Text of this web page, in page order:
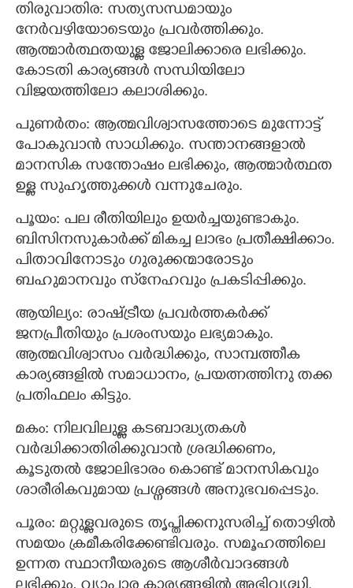
തിരുവാതിര: സത്യസന്ധമായും
നേർവഴിയോടെയും പ്രവർത്തിക്കും.
ആത്മാർത്ഥതയുള്ള ജോലിക്കാരെ ലഭിക്കും.
കോടതി കാര്യങ്ങൾ സന്ധിയിലോ
വിജയത്തിലോ കലാശിക്കും.
പുണർതം: ആത്മവിശ്വാസത്തോടെ മുന്നോട്ട്
പോകുവാൻ സാധിക്കും. സന്താനങ്ങളാൽ
മാനസിക സന്തോഷം ലഭിക്കും, ആത്മാർത്ഥത
ഉള്ള സുഹൃത്തുക്കൾ വന്നുചേരും.
പൂയം: പല രീതിയിലും ഉയർച്ചയുണ്ടാകും.
ബിസിനസുകാർക്ക് മികച്ച ലാഭം പ്രതീക്ഷിക്കാം.
പിതാവിനോടും ഗുരുക്കന്മാരോടും
ബഹുമാനവും സ്‌നേഹവും പ്രകടിപ്പിക്കും.
ആയില്യം: രാഷ്ട്രീയ പ്രവർത്തകർക്ക്
ജനപ്രീതിയും പ്രശംസയും ലഭ്യമാകും.
ആത്മവിശ്വാസം വർദ്ധിക്കും, സാമ്പത്തീക
കാര്യങ്ങളിൽ സമാധാനം, പ്രയത്നത്തിനു തക്ക
പ്രതിഫലം കിട്ടും.
മകം: നിലവിലുള്ള കടബാദ്ധ്യതകൾ
വർദ്ധിക്കാതിരിക്കുവാൻ ശ്രദ്ധിക്കണം,
കൂടുതൽ ജോലിഭാരം കൊണ്ട് മാനസികവും
ശാരീരികവുമായ പ്രശ്നങ്ങൾ അനുഭവപ്പെടും.
പൂരം: മറ്റുള്ളവരുടെ തൃപ്തിക്കനുസരിച്ച് തൊഴിൽ
സമയം ക്രമീകരിക്കേണ്ടിവരും. സമൂഹത്തിലെ
ഉന്നത സ്ഥാനീയരുടെ ആശീർവാദങ്ങൾ